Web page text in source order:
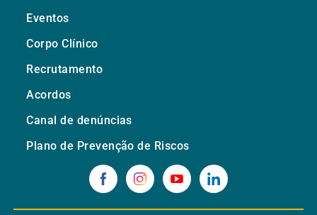
Eventos
Corpo Clínico
Recrutamento
Acordos
Canal de denúncias
Plano de Prevenção de Riscos